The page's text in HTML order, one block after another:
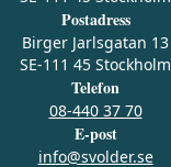
Postadress
Birger Jarlsgatan 13
SE-111 45 Stockholm
Telefon
08-440 37 70
E-post
info@svolder.se